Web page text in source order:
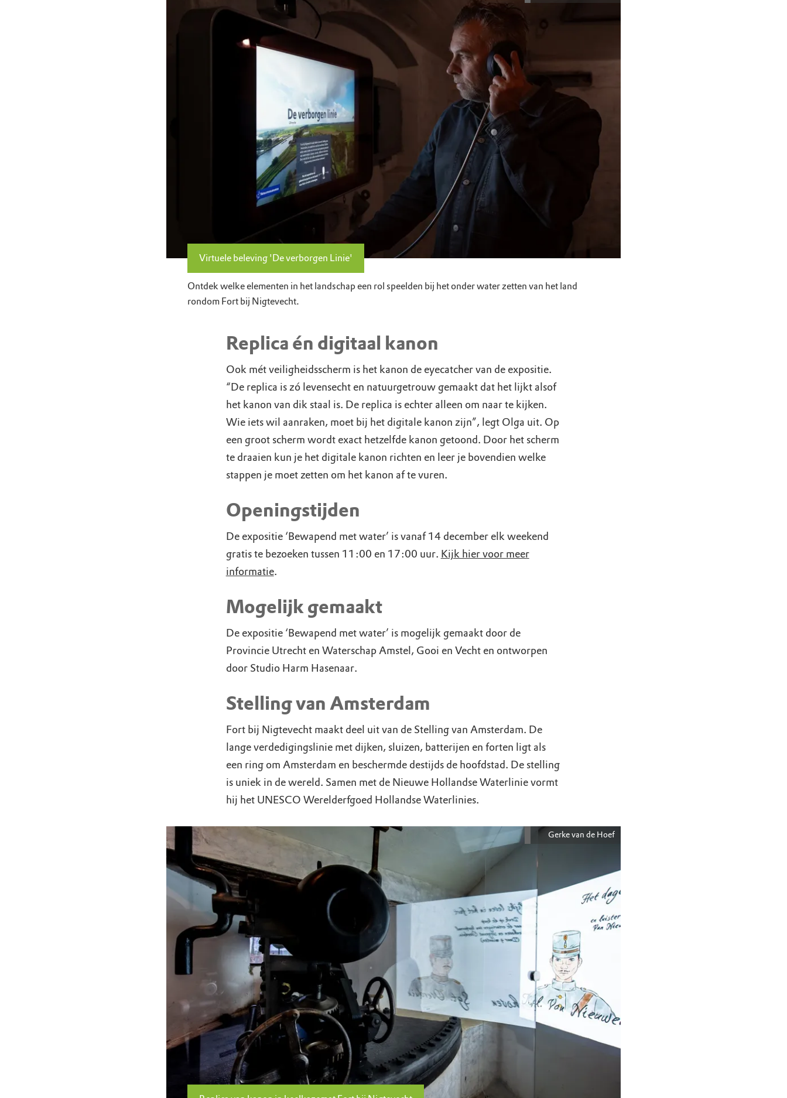
Virtuele beleving 'De verborgen Linie'
Ontdek welke elementen in het landschap een rol speelden bij het onder water zetten van het land
rondom Fort bij Nigtevecht.
Replica én digitaal kanon
Ook mét veiligheidsscherm is het kanon de eyecatcher van de expositie.
“De replica is zó levensecht en natuurgetrouw gemaakt dat het lijkt alsof
het kanon van dik staal is. De replica is echter alleen om naar te kijken.
Wie iets wil aanraken, moet bij het digitale kanon zijn”, legt Olga uit. Op
een groot scherm wordt exact hetzelfde kanon getoond. Door het scherm
te draaien kun je het digitale kanon richten en leer je bovendien welke
stappen je moet zetten om het kanon af te vuren.
Openingstijden
De expositie ‘Bewapend met water’ is vanaf 14 december elk weekend
gratis te bezoeken tussen 11:00 en 17:00 uur. Kijk hier voor meer
informatie.
Mogelijk gemaakt
De expositie ‘Bewapend met water’ is mogelijk gemaakt door de
Provincie Utrecht en Waterschap Amstel, Gooi en Vecht en ontworpen
door Studio Harm Hasenaar.
Stelling van Amsterdam
Fort bij Nigtevecht maakt deel uit van de Stelling van Amsterdam. De
lange verdedigingslinie met dijken, sluizen, batterijen en forten ligt als
een ring om Amsterdam en beschermde destijds de hoofdstad. De stelling
is uniek in de wereld. Samen met de Nieuwe Hollandse Waterlinie vormt
hij het UNESCO Werelderfgoed Hollandse Waterlinies.
Gerke van de Hoef